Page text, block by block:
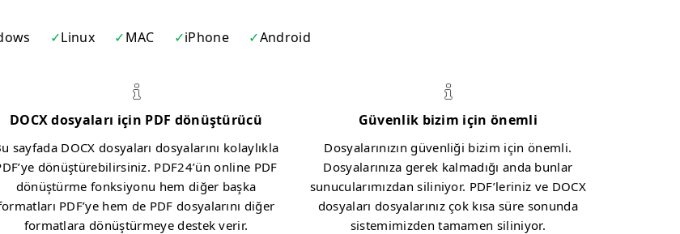
Linux MAC iPhone Android
DOCX dosyaları için PDF dönüştürücü
sayfada DOCX dosyaları dosyalarını kolaylıkla
dönüştürebilirsiniz. PDF24’ün online PDF
dönüştürme fonksiyonu hem diğer başka
PDF’ye hem de PDF dosyalarını diğer
formatlara dönüştürmeye destek verir.
Güvenlik bizim için önemli
Dosyalarınızın güvenliği bizim için önemli.
Dosyalarınıza gerek kalmadığı anda bunlar
sunucularımızdan siliniyor. PDF’leriniz ve DOCX
dosyaları dosyalarınız çok kısa süre sonunda
sistemimizden tamamen siliniyor.